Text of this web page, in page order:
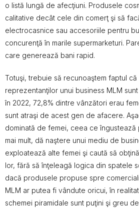
o listă lungă de afecţiuni. Produsele
calitative decât cele din comerţ şi să
electrocasnice sau accesoriile pentru
concurenţă în marile supermarketuri.
care generează bani rapid.
Totuşi, trebuie să recunoaştem faptul că
reprezentanţilor unui business MLM
în 2022, 72,8% dintre vânzători erau
sunt atraşi de acest gen de afacere.
dominată de femei, ceea ce
mai mult, dă naştere unui mediu de
exploatează alte femei şi caută să
lor, fără să înţeleagă logica din spatele
dacă produsele propuse spre
MLM ar putea fi vândute oricui, în
schemei piramidale sunt puţini şi greu